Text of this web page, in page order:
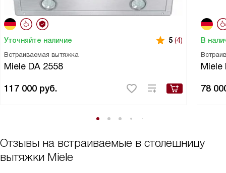
Уточняйте наличие 5 (4)
Встраиваемая вытяжка
Miele DA 2558
117 000 руб.
В
Miele
78
Отзывы на встраиваемые в столешницу
вытяжки Miele